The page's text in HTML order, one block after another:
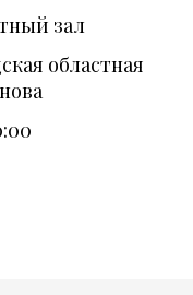
зал
областная